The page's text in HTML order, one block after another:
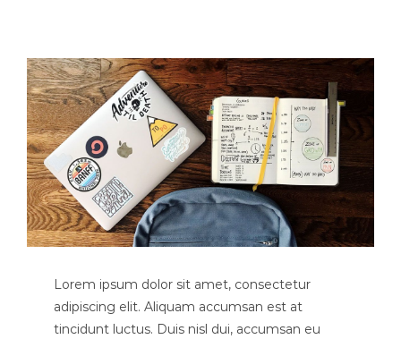
Lorem ipsum dolor sit amet, consectetur
adipiscing elit. Aliquam accumsan est at
tincidunt luctus. Duis nisl dui, accumsan eu